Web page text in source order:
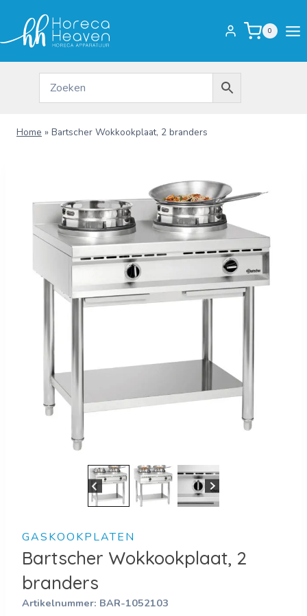
inhoud
0
Home » Bartscher Wokkookplaat, 2 branders
GASKOOKPLATEN
Bartscher Wokkookplaat, 2
branders
Artikelnummer: BAR-1052103